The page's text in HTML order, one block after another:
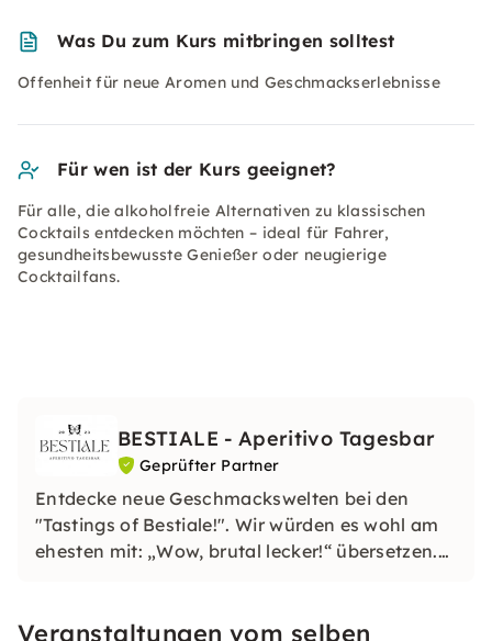
Was Du zum Kurs mitbringen solltest
Offenheit für neue Aromen und Geschmackserlebnisse
Für wen ist der Kurs geeignet?
Für alle, die alkoholfreie Alternativen zu klassischen
Cocktails entdecken möchten – ideal für Fahrer,
gesundheitsbewusste Genießer oder neugierige
Cocktailfans.
BESTIALE - Aperitivo Tagesbar
Geprüfter Partner
Entdecke neue Geschmackswelten bei den
"Tastings of Bestiale!". Wir würden es wohl am
ehesten mit: „Wow, brutal lecker!“ übersetzen.
Veranstaltungen vom selben